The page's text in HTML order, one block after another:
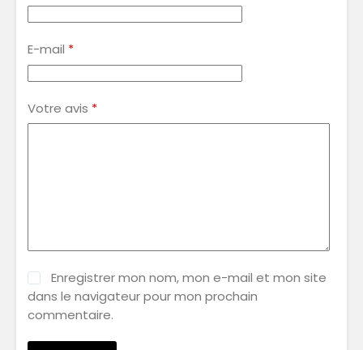
E-mail *
Votre avis *
Enregistrer mon nom, mon e-mail et mon site
dans le navigateur pour mon prochain
commentaire.